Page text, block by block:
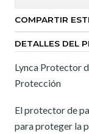
COMPARTIR
DETALLES DEL
Lynca Protector
Protección
El protector de
para proteger la